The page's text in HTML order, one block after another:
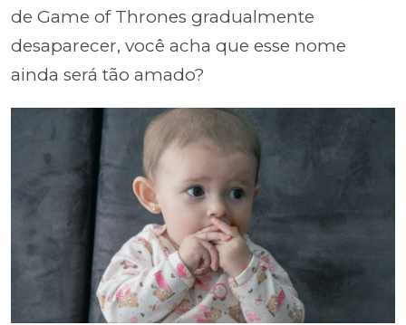
de Game of Thrones gradualmente
desaparecer, você acha que esse nome
ainda será tão amado?